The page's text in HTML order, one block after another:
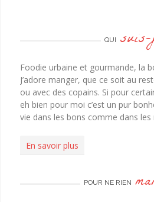
QUI
Foodie urbaine et gourmande, la
J’adore manger, que ce soit au
ou avec des copains. Si pour
eh bien pour moi c’est un pur
vie dans les bons comme dans
En savoir plus
POUR NE RIEN